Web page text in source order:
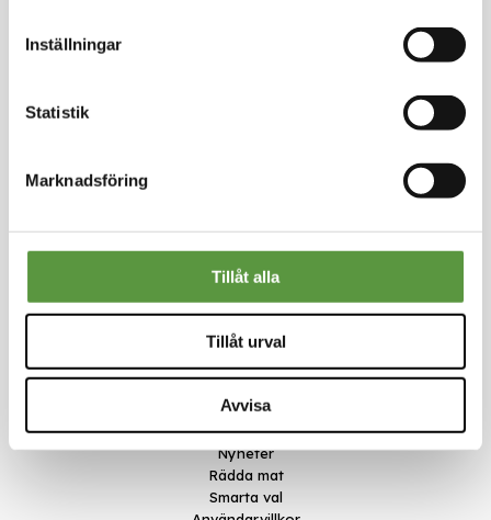
Inställningar
Statistik
Marknadsföring
Tillåt alla
Tillåt urval
Avvisa
Om oss
Nyheter
Rädda mat
Smarta val
Kontakt
Meal Makers
Kungstorget 1
451 30 Uddevalla
kundservice@mealmakers.se
Org.nr. 559173-1277